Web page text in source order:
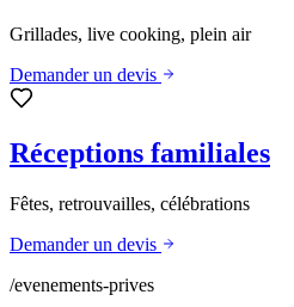
Grillades, live cooking, plein air
Demander un devis
Réceptions familiales
Fêtes, retrouvailles, célébrations
Demander un devis
/evenements-prives